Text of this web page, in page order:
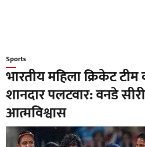
Sports
भारतीय महिला क्रिकेट
शानदार पलटवार: वनडे
आत्मविश्वास